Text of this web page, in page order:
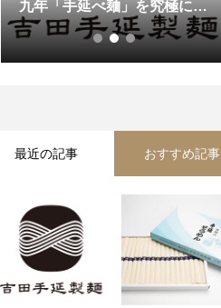
九年「手延べ麺」を究極に美
味しく茹でる３つの秘訣
最近の記事 おすすめ記事